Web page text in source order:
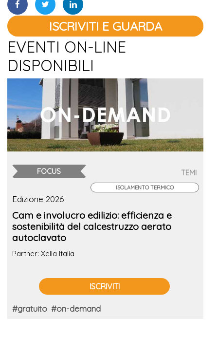
ISCRIVITI E GUARDA
EVENTI ON-LINE
DISPONIBILI
FOCUS TEMI
ISOLAMENTO TERMICO
Edizione 2026
Cam e involucro edilizio: efficienza e
sostenibilità del calcestruzzo aerato
autoclavato
Partner: Xella Italia
ISCRIVITI
#gratuito #on-demand